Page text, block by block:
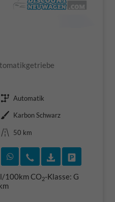
Getriebe Automatik
Außenfarbe Karbon Schwarz
Kilometerstand 50 km
Rückruf vereinbaren
Wir rufen Sie an
100kmCO2-Klasse: G